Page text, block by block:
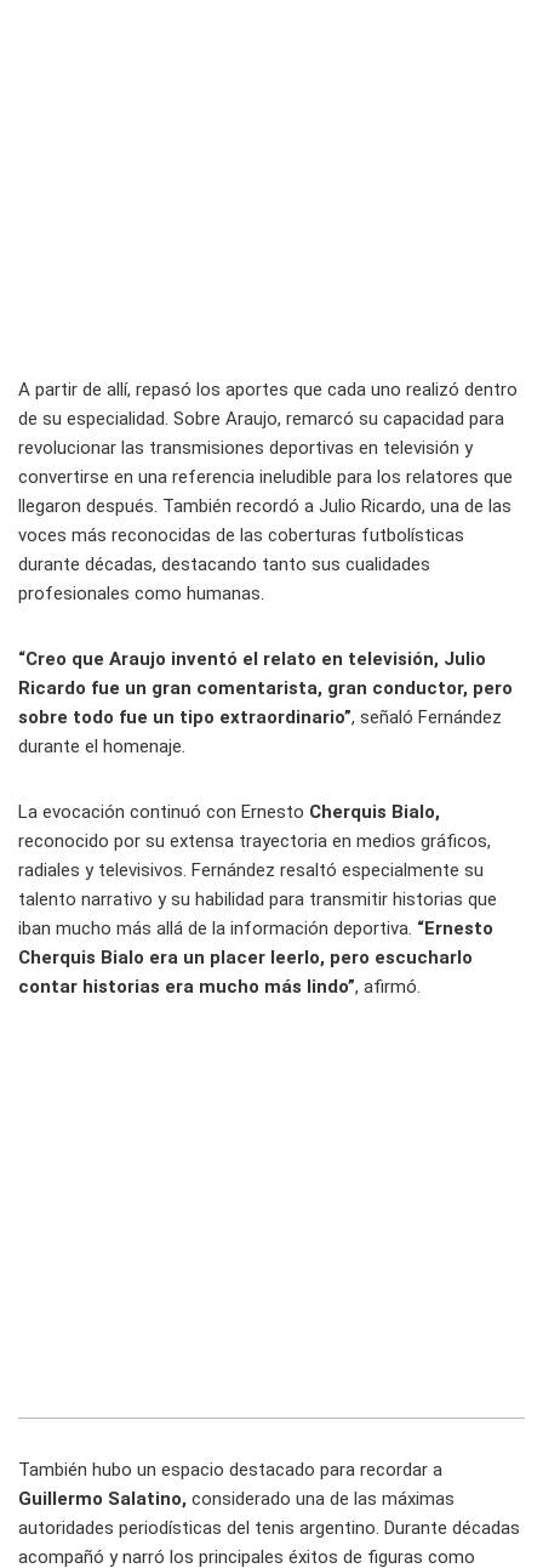
A partir de allí, repasó los aportes que cada uno realizó dentro
de su especialidad. Sobre Araujo, remarcó su capacidad para
revolucionar las transmisiones deportivas en televisión y
convertirse en una referencia ineludible para los relatores que
llegaron después. También recordó a Julio Ricardo, una de las
voces más reconocidas de las coberturas futbolísticas
durante décadas, destacando tanto sus cualidades
profesionales como humanas.
“Creo que Araujo inventó el relato en televisión, Julio
Ricardo fue un gran comentarista, gran conductor, pero
sobre todo fue un tipo extraordinario”, señaló Fernández
durante el homenaje.
La evocación continuó con Ernesto Cherquis Bialo,
reconocido por su extensa trayectoria en medios gráficos,
radiales y televisivos. Fernández resaltó especialmente su
talento narrativo y su habilidad para transmitir historias que
iban mucho más allá de la información deportiva. “Ernesto
Cherquis Bialo era un placer leerlo, pero escucharlo
contar historias era mucho más lindo”, afirmó.
También hubo un espacio destacado para recordar a
Guillermo Salatino, considerado una de las máximas
autoridades periodísticas del tenis argentino. Durante décadas
acompañó y narró los principales éxitos de figuras como